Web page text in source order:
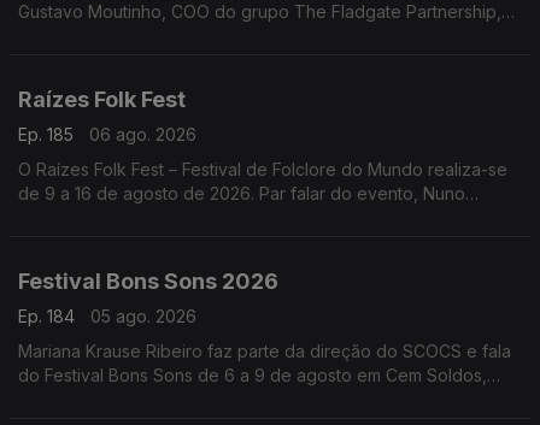
Gustavo Moutinho, COO do grupo The Fladgate Partnership,
Raízes Folk Fest
Ep. 185
06 ago. 2026
O Raízes Folk Fest – Festival de Folclore do Mundo realiza-se
de 9 a 16 de agosto de 2026. Par falar do evento, Nuno
Festival Bons Sons 2026
Ep. 184
05 ago. 2026
Mariana Krause Ribeiro faz parte da direção do SCOCS e fala
do Festival Bons Sons de 6 a 9 de agosto em Cem Soldos,